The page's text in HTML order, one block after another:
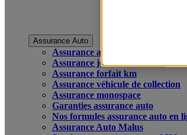
Assurance Auto
Assurance auto
Assurance jeune conducteur
Assurance forfait km
Assurance véhicule de collection
Assurance monospace
Garanties assurance auto
Nos formules assurance auto en
Assurance Auto Malus